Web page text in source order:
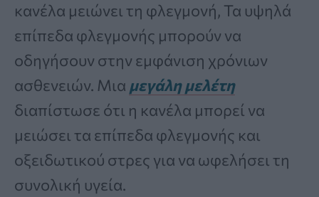
κανέλα μειώνει τη φλεγμονή, Τα υψηλά
επίπεδα φλεγμονής μπορούν να
οδηγήσουν στην εμφάνιση χρόνιων
ασθενειών. Μια μεγάλη μελέτη
διαπίστωσε ότι η κανέλα μπορεί να
μειώσει τα επίπεδα φλεγμονής και
οξειδωτικού στρες για να ωφελήσει τη
συνολική υγεία.